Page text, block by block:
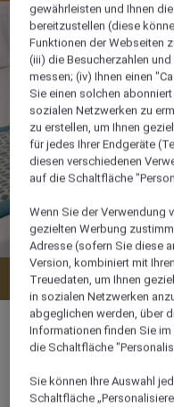
40 m²
gewährleisten und Ihnen
bereitzustellen (diese
Funktionen der Webseiten
(iii) die Besucherzahlen
messen; (iv) Ihnen einen
Sie einen solchen
sozialen Netzwerken zu
zu erstellen, um Ihnen
für jedes Ihrer Endgeräte
diesen verschiedenen
auf die Schaltfläche
Wenn Sie der Verwendung
gezielten Werbung
Adresse (sofern Sie diese
Version, kombiniert mit
Treuedaten, um Ihnen
in sozialen Netzwerken
abgeglichen werden, über
Informationen finden Sie
die Schaltfläche
Sie können Ihre Auswahl
Schaltfläche